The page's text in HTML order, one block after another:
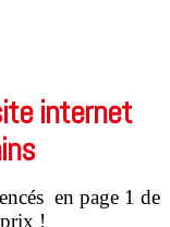
internet
en page 1 de
!